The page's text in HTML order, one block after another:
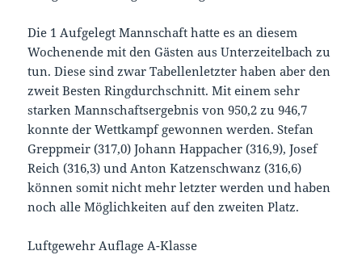
Die 1 Aufgelegt Mannschaft hatte es an diesem
Wochenende mit den Gästen aus Unterzeitelbach zu
tun. Diese sind zwar Tabellenletzter haben aber den
zweit Besten Ringdurchschnitt. Mit einem sehr
starken Mannschaftsergebnis von 950,2 zu 946,7
konnte der Wettkampf gewonnen werden. Stefan
Greppmeir (317,0) Johann Happacher (316,9), Josef
Reich (316,3) und Anton Katzenschwanz (316,6)
können somit nicht mehr letzter werden und haben
noch alle Möglichkeiten auf den zweiten Platz.
Luftgewehr Auflage A-Klasse